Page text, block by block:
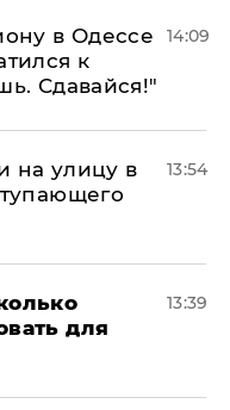
в Одессе
к
Сдавайся!"
14:09
на улицу в
13:54
для
13:39